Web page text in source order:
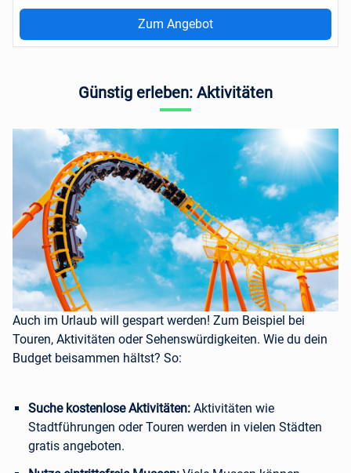
Zum Angebot
Günstig erleben: Aktivitäten
Auch im Urlaub will gespart werden! Zum Beispiel bei
Touren, Aktivitäten oder Sehenswürdigkeiten. Wie du dein
Budget beisammen hältst? So:
Suche kostenlose Aktivitäten: Aktivitäten wie
Stadtführungen oder Touren werden in vielen Städten
gratis angeboten.